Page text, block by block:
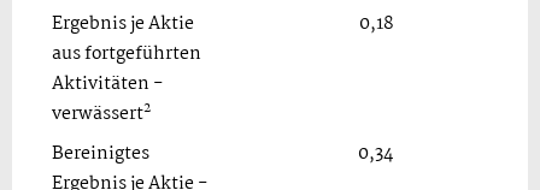
Ergebnis je Aktie
aus fortgeführten
Aktivitäten -
verwässert2
0,18
Bereinigtes
Ergebnis je Aktie -
0,34